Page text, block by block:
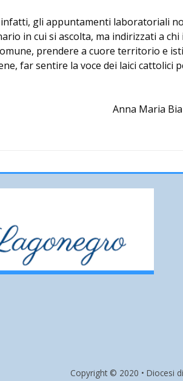
gli appuntamenti laboratoriali
in cui si ascolta, ma indirizzati a
prendere a cuore territorio e
far sentire la voce dei laici cattolici
Anna Maria
Copyright © 2020 • Diocesi